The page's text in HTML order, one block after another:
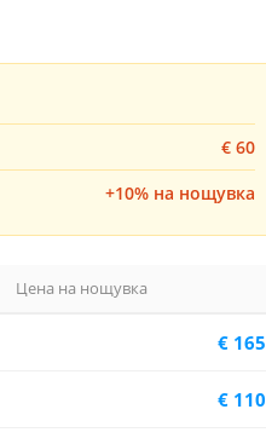
€ 60
+10% на нощувка
Цена на нощувка
€ 165
€ 110